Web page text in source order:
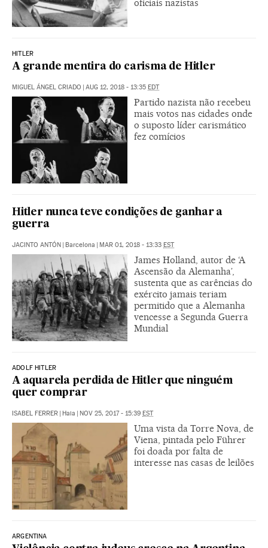
oficiais nazistas
HITLER
A grande mentira do carisma de Hitler
MIGUEL ÁNGEL CRIADO | AUG 12, 2018 - 13:35 EDT
Partido nazista não recebeu
mais votos nas cidades onde
o suposto líder carismático
fez comícios
Hitler nunca teve condições de ganhar a
guerra
JACINTO ANTÓN | Barcelona | MAR 01, 2018 - 13:33 EST
James Holland, autor de ‘A
Ascensão da Alemanha’,
sustenta que as carências do
exército jamais teriam
permitido que a Alemanha
vencesse a Segunda Guerra
Mundial
ADOLF HITLER
A aquarela perdida de Hitler que ninguém
quer comprar
ISABEL FERRER | Haia | NOV 25, 2017 - 15:39 EST
Uma vista da Torre Nova, de
Viena, pintada pelo Führer
foi doada por falta de
interesse nas casas de leilões
ARGENTINA